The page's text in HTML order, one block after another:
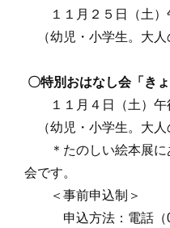
１１月２５日（土）
（幼児・小学生。大人
〇特別おはなし会「き
１１月４日（土）
（幼児・小学生。大人
＊たのしい絵本展に
会です。
＜事前申込制＞
申込方法：電話（